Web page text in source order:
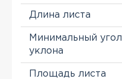
Длина листа
Минимальный угол
уклона
Площадь листа